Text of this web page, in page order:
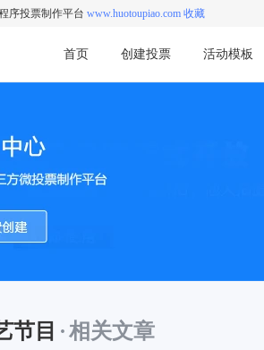
序投票制作平台 www.huotoupiao.com 收藏
首页 创建投票 活动模板
节目 ·相关文章